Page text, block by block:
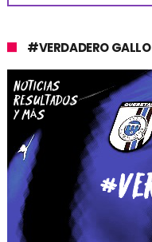
#VERDADERO GALLO